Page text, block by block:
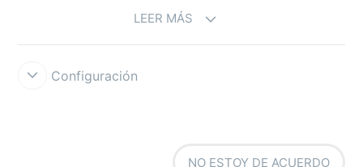
Condiciones de uso Protección de datos
LEER MÁS
Configuración
NO ESTOY DE ACUERDO